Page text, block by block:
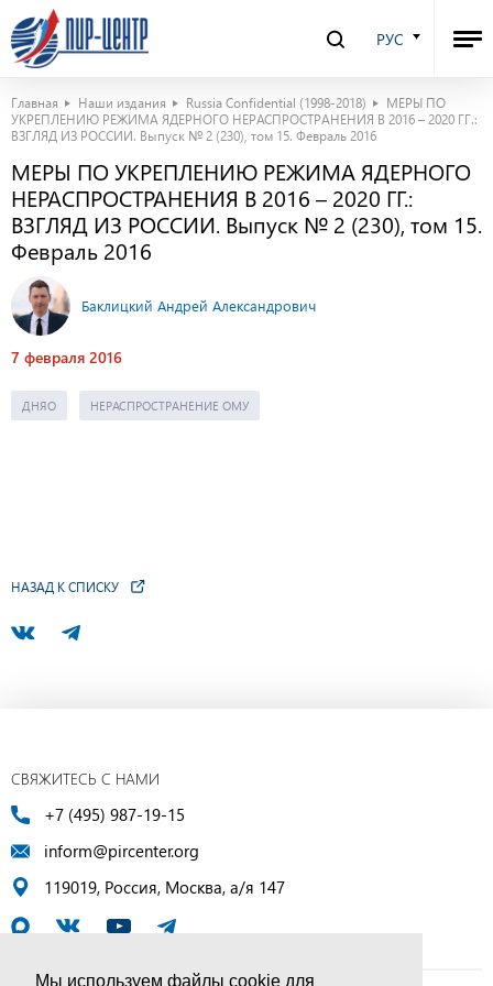
Мы используем файлы cookie для
РУС
Главная Наши издания Russia Confidential (1998-2018)
МЕРЫ ПО
УКРЕПЛЕНИЮ РЕЖИМА ЯДЕРНОГО НЕРАСПРОСТРАНЕНИЯ В 2016 – 2020 ГГ.:
ВЗГЛЯД ИЗ РОССИИ. Выпуск № 2 (230), том 15. Февраль 2016
МЕРЫ ПО УКРЕПЛЕНИЮ РЕЖИМА ЯДЕРНОГО
НЕРАСПРОСТРАНЕНИЯ В 2016 – 2020 ГГ.:
ВЗГЛЯД ИЗ РОССИИ. Выпуск № 2 (230), том 15.
Февраль 2016
Баклицкий Андрей Александрович
7 февраля 2016
ДНЯО НЕРАСПРОСТРАНЕНИЕ ОМУ
НАЗАД К СПИСКУ
СВЯЖИТЕСЬ С НАМИ
+7 (495) 987-19-15
inform@pircenter.org
119019, Россия, Москва, а/я 147